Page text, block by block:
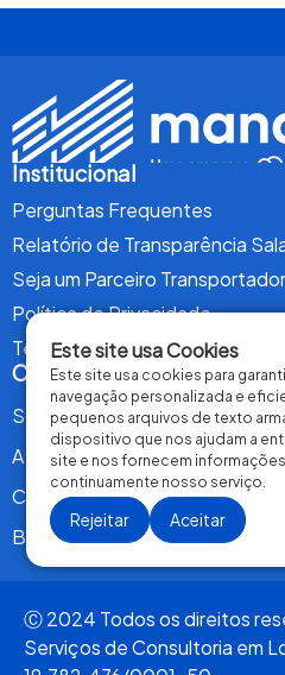
Institucional
Perguntas Frequentes
Relatório de Transparência
Seja um Parceiro Transportador
Política de Privacidade
Termos de Uso
Conteúdo
Serviços
A Mandaê
Contrate Agora
Blog
Ⓒ 2024 Todos os direitos
Serviços de Consultoria em
Este site usa Cookies
Este site usa cookies para
navegação personalizada e
pequenos arquivos de texto
dispositivo que nos ajudam a
site e nos fornecem
continuamente nosso serviço.
Rejeitar Aceitar